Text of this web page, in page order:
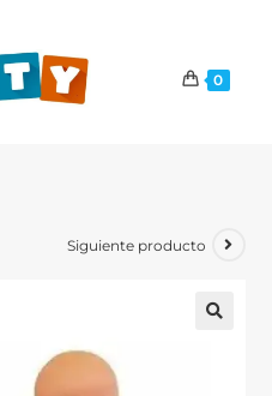
0
Siguiente producto